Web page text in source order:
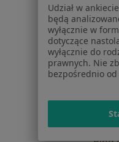
Udział w
będą
wyłącznie w
dotyczące
wyłącznie do
prawnych. Nie
bezpośrednio